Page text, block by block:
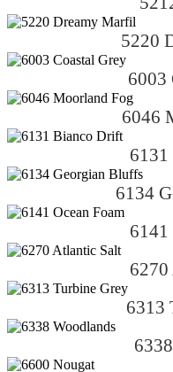
5220
6003
6046
6134
6141
6313